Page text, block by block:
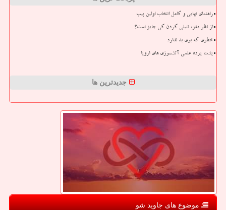
راهنمای نهایی و کامل انتخاب اولین پیپ
از نظر مغز، تنبلی کردن کی جایز است؟
خطری که بوی بد ندارد
پشت پرده علمی آتشسوزی های اروپا
جدیدترین ها
موضوع های جاوید شو